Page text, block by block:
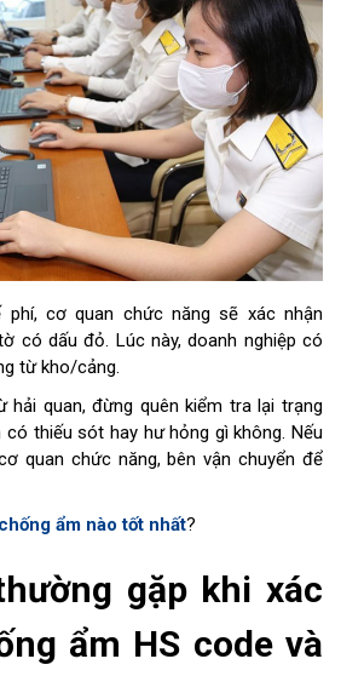
phí, cơ quan chức năng sẽ xác nhận
có dấu đỏ. Lúc này, doanh nghiệp có
từ kho/cảng.
hải quan, đừng quên kiểm tra lại trạng
có thiếu sót hay hư hỏng gì không. Nếu
quan chức năng, bên vận chuyển để
ẩm nào tốt nhất?
gặp khi xác
ẩm HS code và